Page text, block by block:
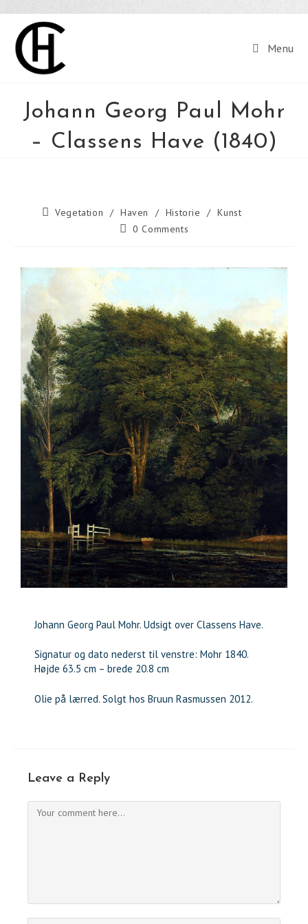
Menu
Johann Georg Paul Mohr
– Classens Have (1840)
Vegetation / Haven / Historie / Kunst
0 Comments
Johann Georg Paul Mohr. Udsigt over Classens Have.
Signatur og dato nederst til venstre: Mohr 1840.
Højde 63.5 cm – brede 20.8 cm
Olie på lærred. Solgt hos Bruun Rasmussen 2012.
Leave a Reply